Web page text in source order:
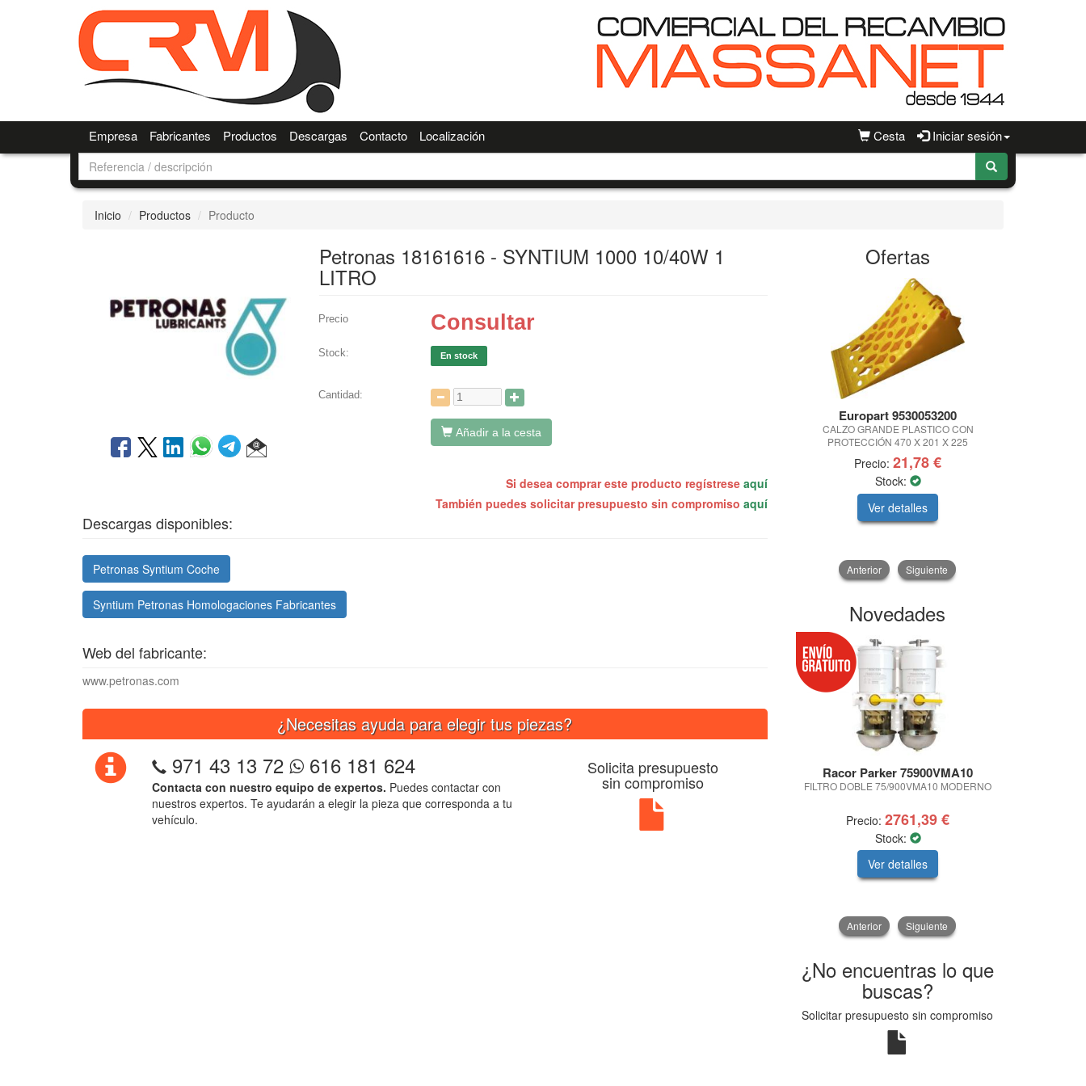
Cesta Iniciar sesión
Empresa Fabricantes Productos Descargas Contacto Localización
Inicio Productos Producto
Petronas 18161616 - SYNTIUM 1000 10/40W 1
LITRO
Precio Consultar
Stock: En stock
Cantidad:
Añadir a la cesta
Si desea comprar este producto regístrese aquí
También puedes solicitar presupuesto sin compromiso aquí
Descargas disponibles:
Petronas Syntium Coche
Syntium Petronas Homologaciones Fabricantes
Web del fabricante:
www.petronas.com
¿Necesitas ayuda para elegir tus piezas?
971 43 13 72 616 181 624
Contacta con nuestro equipo de expertos. Puedes contactar con
nuestros expertos. Te ayudarán a elegir la pieza que corresponda a tu
vehículo.
Solicita presupuesto
sin compromiso
Ofertas
Europart 9530053200
CALZO GRANDE PLASTICO CON
PROTECCIÓN 470 X 201 X 225
Precio: 21,78 €
Stock:
Ver detalles
Anterior Siguiente
Novedades
Racor Parker 75900VMA10
FILTRO DOBLE 75/900VMA10 MODERNO
Precio: 2761,39 €
Stock:
Ver detalles
Anterior Siguiente
¿No encuentras lo que
buscas?
Solicitar presupuesto sin compromiso